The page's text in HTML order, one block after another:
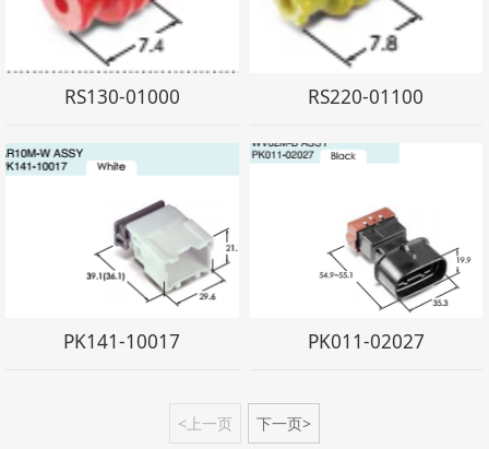
RS130-01000 RS220-01100
PK141-10017 PK011-02027
<上一页 下一页>